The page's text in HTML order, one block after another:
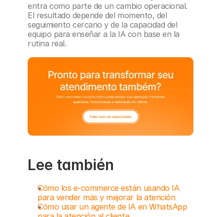
entra como parte de un cambio operacional.
El resultado depende del momento, del
seguimiento cercano y de la capacidad del
equipo para enseñar a la IA con base en la
rutina real.
Lee también
Cómo los e-commerce están usando IA
para vender más y mejorar la atención
Cómo usar un agente de IA en WhatsApp